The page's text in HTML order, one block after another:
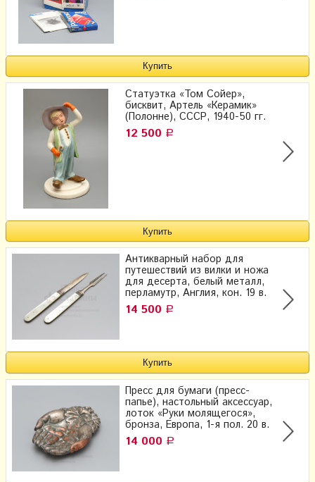
Статуэтка «Том Сойер»,
бисквит, Артель «Керамик»
(Полонне), СССР, 1940-50 гг.
12 500 Р
Антикварный набор для
путешествий из вилки и ножа​
для десерта, белый металл,
перламутр, Англия, кон. 19 в.
14 500 Р
Пресс для бумаги (пресс-
папье), настольный аксессуар,
лоток «Руки молящегося»,
бронза, Европа, 1-я пол. 20 в.
14 000 Р